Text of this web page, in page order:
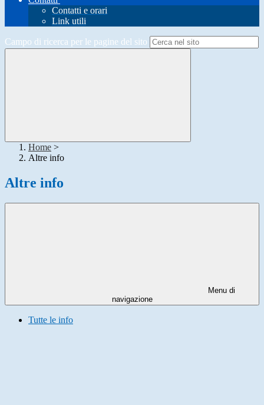
Contatti e orari
Link utili
Campo di ricerca per le pagine del sito
Home >
Altre info
Altre info
Menu di
navigazione
Tutte le info